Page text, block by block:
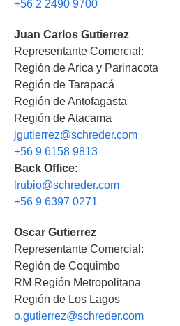
Descargas
+56 2 2490 9700
Juan Carlos Gutierrez
Representante Comercial:
Región de Arica y Parinacota
Región de Tarapacá
Región de Antofagasta
Región de Atacama
jgutierrez@schreder.com
+56 9 6158 9813
Back Office:
lrubio@schreder.com
+56 9 6397 0271
Oscar Gutierrez
Representante Comercial:
Región de Coquimbo
RM Región Metropolitana
Región de Los Lagos
o.gutierrez@schreder.com